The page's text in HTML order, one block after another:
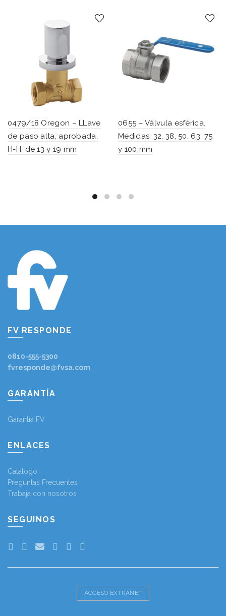
0479/18 Oregon – LLave
de paso alta, aprobada,
H-H, de 13 y 19 mm
0655 – Válvula esférica.
Medidas: 32, 38, 50, 63, 75
y 100 mm
FV RESPONDE
0810-555-5300
fvresponde@fvsa.com
GARANTÍA
Garantía FV
ENLACES
Catálogo
Preguntas Frecuentes
Trabaja con nosotros
SEGUINOS
ACCESO EXTRANET